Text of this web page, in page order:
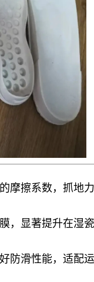
擦系数，抓地
，显著提升在湿
防滑性能，适配